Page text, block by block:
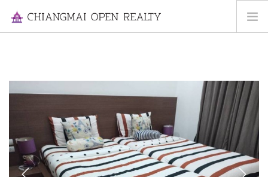
INFORMATION
ABOUT US
CONTACT US